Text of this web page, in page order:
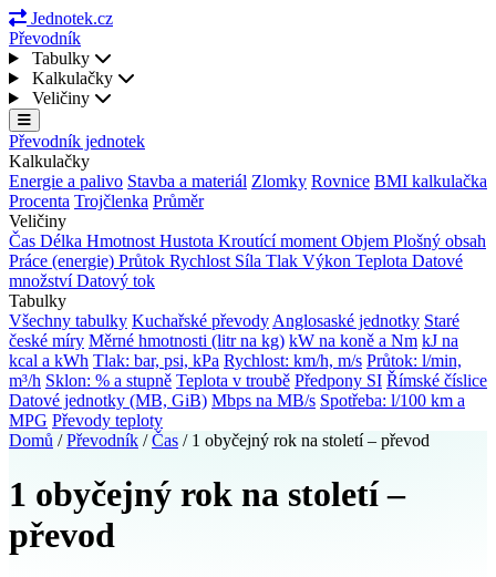
Jednotek.cz
Převodník
Tabulky
Kalkulačky
Veličiny
Převodník jednotek
Kalkulačky
Energie a palivo Stavba a materiál Zlomky Rovnice BMI kalkulačka
Procenta Trojčlenka Průměr
Veličiny
Čas Délka Hmotnost Hustota Kroutící moment Objem Plošný obsah
Práce (energie) Průtok Rychlost Síla Tlak Výkon Teplota Datové
množstvíDatový tok
Tabulky
Všechny tabulky Kuchařské převody Anglosaské jednotky Staré
české míry Měrné hmotnosti (litr na kg) kW na koně a Nm kJ na
kcal a kWh Tlak: bar, psi, kPa Rychlost: km/h, m/s Průtok: l/min,
m³/h Sklon: % a stupně Teplota v troubě Předpony SI Římské číslice
Datové jednotky (MB, GiB) Mbps na MB/s Spotřeba: l/100 km a
MPG Převody teploty
Domů / Převodník / Čas / 1 obyčejný rok na století – převod
1 obyčejný rok na století –
převod